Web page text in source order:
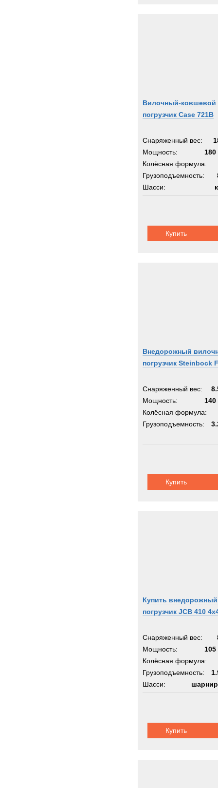
Вилочный-ковшевой
погрузчик Case 721B
Снаряженный вес:
Мощность:
180
Колёсная формула:
Грузоподъемность:
Шасси:
Купить
Внедорожный
погрузчик Steinbock
Снаряженный вес:
Мощность:
140
Колёсная формула:
Грузоподъемность:
Купить
Купить внедорожный
погрузчик JCB 410
Снаряженный вес:
Мощность:
105
Колёсная формула:
Грузоподъемность:
Шасси:
Купить